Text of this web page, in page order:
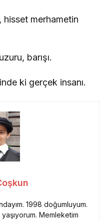
merhametin
barışı.
ki gerçek insanı.
1998 doğumluyum.
Memleketim